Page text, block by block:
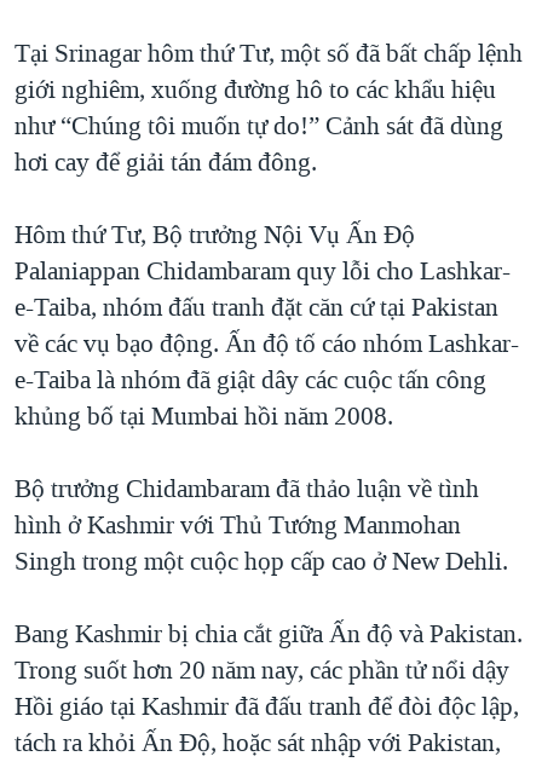
Tại Srinagar hôm thứ Tư, một số đã bất chấp lệnh
giới nghiêm, xuống đường hô to các khẩu hiệu
như “Chúng tôi muốn tự do!” Cảnh sát đã dùng
hơi cay để giải tán đám đông.
Hôm thứ Tư, Bộ trưởng Nội Vụ Ấn Độ
Palaniappan Chidambaram quy lỗi cho Lashkar-
e-Taiba, nhóm đấu tranh đặt căn cứ tại Pakistan
về các vụ bạo động. Ấn độ tố cáo nhóm Lashkar-
e-Taiba là nhóm đã giật dây các cuộc tấn công
khủng bố tại Mumbai hồi năm 2008.
Bộ trưởng Chidambaram đã thảo luận về tình
hình ở Kashmir với Thủ Tướng Manmohan
Singh trong một cuộc họp cấp cao ở New Dehli.
Bang Kashmir bị chia cắt giữa Ấn độ và Pakistan.
Trong suốt hơn 20 năm nay, các phần tử nổi dậy
Hồi giáo tại Kashmir đã đấu tranh để đòi độc lập,
tách ra khỏi Ấn Độ, hoặc sát nhập với Pakistan,